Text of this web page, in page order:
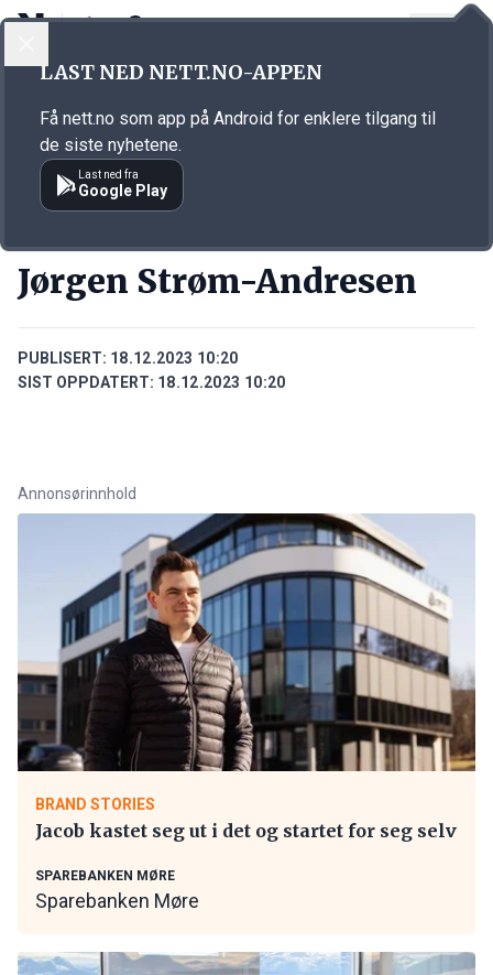
Annonsørinnhold
Jørgen Strøm-Andresen
PUBLISERT: 18.12.2023 10:20
SIST OPPDATERT: 18.12.2023 10:20
Annonsørinnhold
BRAND STORIES
Jacob kastet seg ut i det og startet for seg selv
SPAREBANKEN MØRE
Sparebanken Møre
LAST NED NETT.NO-APPEN
Få nett.no som app på Android for enklere tilgang til
de siste nyhetene.
Last ned fra
Google Play